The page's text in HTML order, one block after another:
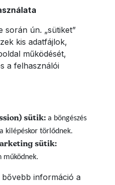
során ún. „sütiket”
kis adatfájlok,
működését,
a felhasználói
sütik: a böngészés
kilépéskor törlődnek.
sütik:
működnek.
információ a